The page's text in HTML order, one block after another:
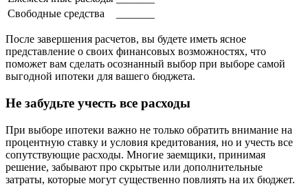
Свободные средства
После завершения расчетов, вы будете иметь ясное
представление о своих финансовых возможностях, что
поможет вам сделать осознанный выбор при выборе самой
выгодной ипотеки для вашего бюджета.
Не забудьте учесть все расходы
При выборе ипотеки важно не только обратить внимание на
процентную ставку и условия кредитования, но и учесть все
сопутствующие расходы. Многие заемщики, принимая
решение, забывают про скрытые или дополнительные
затраты, которые могут существенно повлиять на их бюджет.